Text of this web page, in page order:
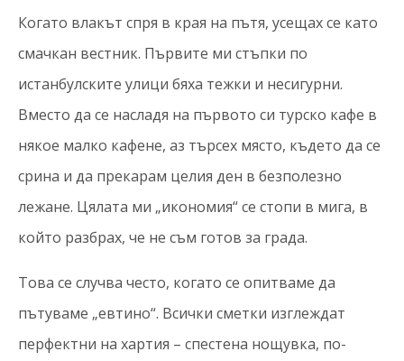
Когато влакът спря в края на пътя, усещах се като
смачкан вестник. Първите ми стъпки по
истанбулските улици бяха тежки и несигурни.
Вместо да се насладя на първото си турско кафе в
някое малко кафене, аз търсех място, където да се
срина и да прекарам целия ден в безполезно
лежане. Цялата ми „икономия“ се стопи в мига, в
който разбрах, че не съм готов за града.
Това се случва често, когато се опитваме да
пътуваме „евтино“. Всички сметки изглеждат
перфектни на хартия – спестена нощувка, по-